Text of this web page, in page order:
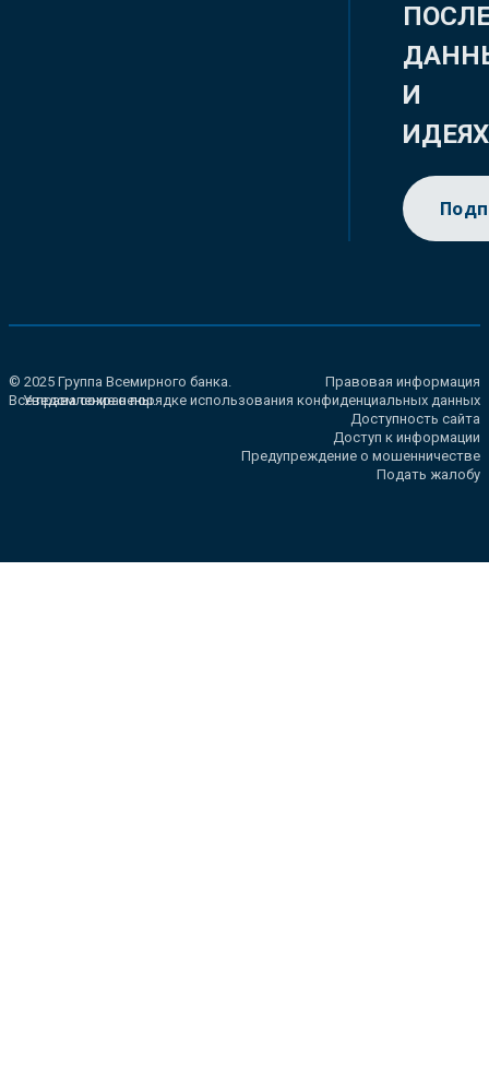
И
ИДЕЯХ
© 2025 Группа Всемирного банка.
Все права сохранены.
Правовая информация
Уведомление о порядке использования конфиденциальных данных
Доступность сайта
Доступ к информации
Предупреждение о мошенничестве
Подать жалобу